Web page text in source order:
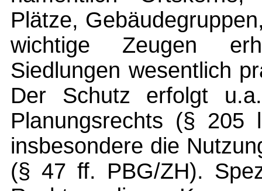
Plätze,
wichtige Zeugen
Siedlungen wesentlich
Der Schutz erfolgt
Planungsrechts (§
insbesondere die
(§ 47 ff. PBG/ZH).